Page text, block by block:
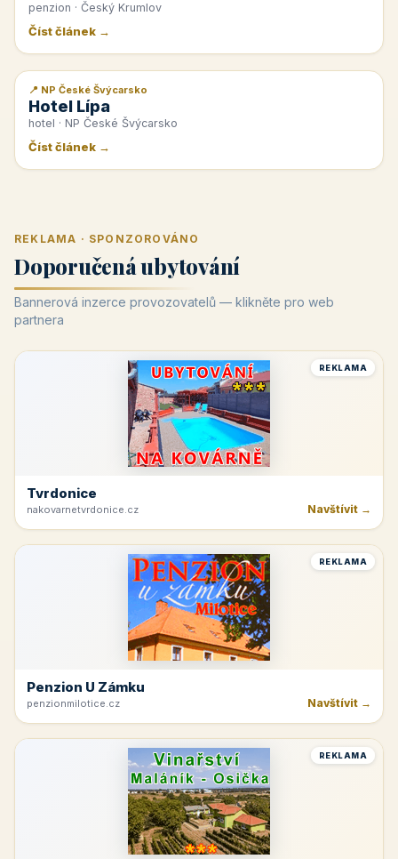
penzion · Český Krumlov
Číst článek →
📰 PR článek
📍 NP České Švýcarsko
Hotel Lípa
hotel · NP České Švýcarsko
Číst článek →
REKLAMA · SPONZOROVÁNO
Doporučená ubytování
Bannerová inzerce provozovatelů — klikněte pro web
partnera
REKLAMA
Tvrdonice
nakovarnetvrdonice.cz Navštívit →
REKLAMA
Penzion U Zámku
penzionmilotice.cz Navštívit →
REKLAMA